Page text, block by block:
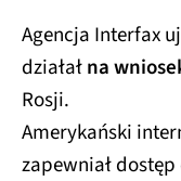
Agencja Interfax
działałna
Rosji.
Amerykański
zapewniał